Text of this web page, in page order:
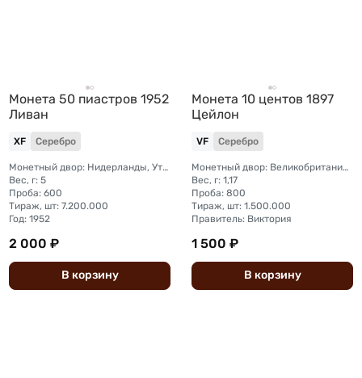
Монета 50 пиастров 1952
Ливан
XF Серебро
Монетный двор: Нидерланды, Утрехт
Вес, г: 5
Проба: 600
Тираж, шт: 7.200.000
Год: 1952
2 000 ₽
В корзину
Монета 10 центов 1897
Цейлон
VF Серебро
Монетный двор: Великобритания, Лондон
Вес, г: 1,17
Проба: 800
Тираж, шт: 1.500.000
Правитель: Виктория
1 500 ₽
В корзину